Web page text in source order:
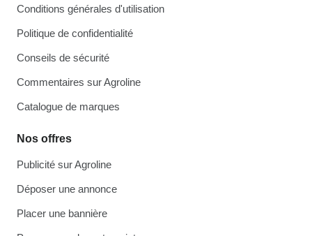
Conditions générales d'utilisation
Politique de confidentialité
Conseils de sécurité
Commentaires sur Agroline
Catalogue de marques
Nos offres
Publicité sur Agroline
Déposer une annonce
Placer une bannière